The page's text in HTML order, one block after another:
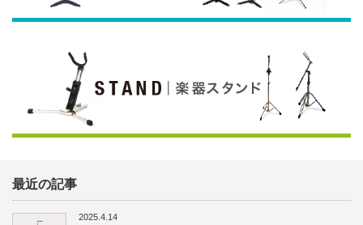
最近の記事
2025.4.14